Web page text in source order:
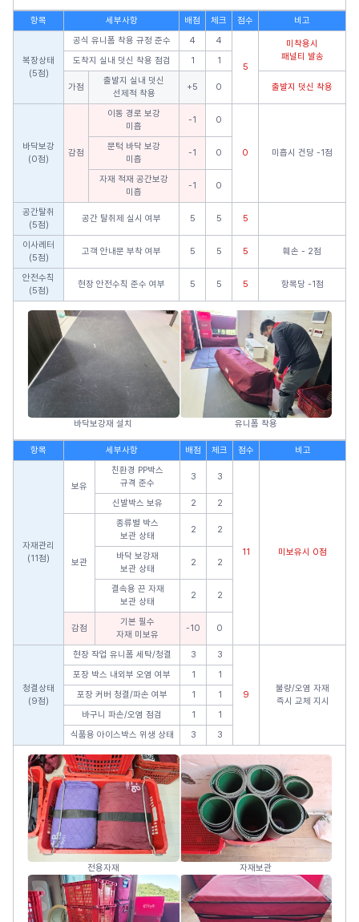
항목 세부사항 배점 체크 점수 비고
복장상태
(5점)
공식 유니폼 착용 규정 준수 4 4
5
미착용시
패널티 발송
도착지 실내 덧신 착용 점검 1 1
가점
출발지 실내 덧신
선제적 착용
+5 0 출발지 덧신 착용
바닥보강
(0점)
감점
이동 경로 보강
미흡
-1 0
0 미흡시 건당 -1점
문턱 바닥 보강
미흡
-1 0
자재 적재 공간보강
미흡
-1 0
공간탈취
(5점)
공간 탈취제 실시 여부 5 5 5
이사레터
(5점)
고객 안내문 부착 여부 5 5 5 훼손 - 2점
안전수칙
(5점)
현장 안전수칙 준수 여부 5 5 5 항목당 -1점
바닥보강재 설치 유니폼 착용
항목 세부사항 배점 체크 점수 비고
자재관리
(11점)
보유
친환경 PP박스
규격 준수
3 3
11 미보유시 0점
신발박스 보유 2 2
보관
종류별 박스
보관 상태
2 2
바닥 보강재
보관 상태
2 2
결속용 끈 자재
보관 상태
2 2
감점
기본 필수
자재 미보유
-10 0
청결상태
(9점)
현장 작업 유니폼 세탁/청결 3 3
9
불량/오염 자재
즉시 교체 지시
포장 박스 내외부 오염 여부 1
1
포장 커버 청결/파손 여부
1
1
바구니 파손/오염 점검
1
1
식품용 아이스박스 위생 상태
3 3
전용자재 자재보관